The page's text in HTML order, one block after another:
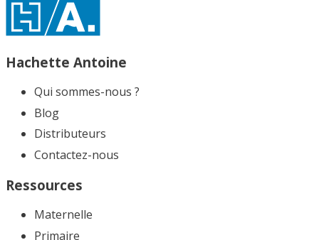
Hachette Antoine
Qui sommes-nous ?
Blog
Distributeurs
Contactez-nous
Ressources
Maternelle
Primaire